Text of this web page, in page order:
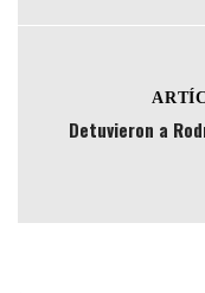
Detuvieron a